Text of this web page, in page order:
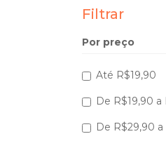
Filtrar
Por preço
Até R$19,90
De R$19,90 a
De R$29,90